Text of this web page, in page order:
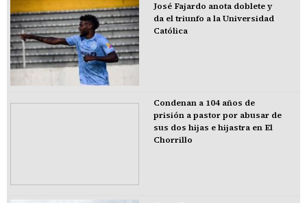
José Fajardo anota doblete y
da el triunfo a la Universidad
Católica
Condenan a 104 años de
prisión a pastor por abusar de
sus dos hijas e hijastra en El
Chorrillo